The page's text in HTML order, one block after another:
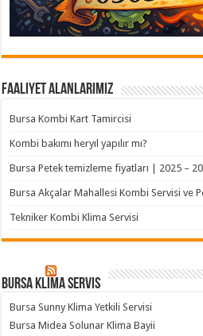
Faaliyet Alanlarımız
Bursa Kombi Kart Tamircisi
Kombi bakımı heryıl yapılır mı?
Bursa Petek temizleme fiyatları | 2025 –
Bursa Akçalar Mahallesi Kombi Servisi ve
Tekniker Kombi Klima Servisi
Bursa klima servis
Bursa Sunny Klima Yetkili Servisi
Bursa Midea Solunar Klima Bayii